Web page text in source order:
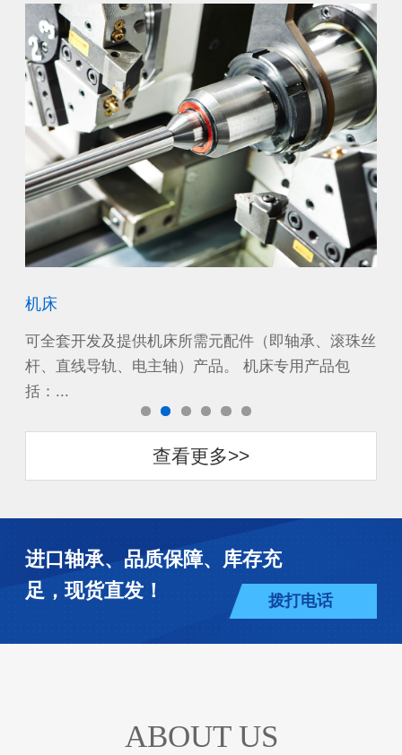
机床
可全套开发及提供机床所需元配件（即轴承、滚珠丝
杆、直线导轨、电主轴）产品。 机床专用产品包
括：...
查看更多>>
进口轴承、品质保障、库存充
足，现货直发！
拨打电话
ABOUT US